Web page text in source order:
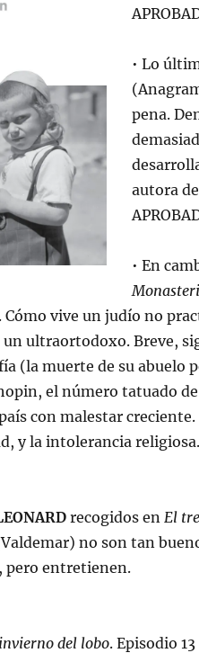
• Lo
pena.
autora
• En
Cómo vive un judío no
un ultraortodoxo. Breve,
(la muerte de su abuelo
el número tatuado
con malestar
y la intolerancia religiosa.
recogidos en El
no son tan
pero entretienen.
del lobo. Episodio 13